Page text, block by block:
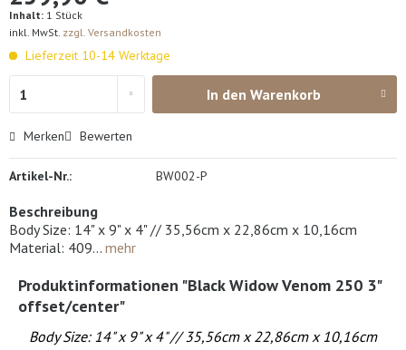
Inhalt: 1 Stück
inkl. MwSt. zzgl. Versandkosten
Lieferzeit 10-14 Werktage
In den Warenkorb
Merken Bewerten
Artikel-Nr.: BW002-P
Beschreibung
Body Size: 14" x 9" x 4" // 35,56cm x 22,86cm x 10,16cm
Material: 409... mehr
Produktinformationen "Black Widow Venom 250 3"
offset/center"
Body Size: 14" x 9" x 4" //35,56cm x 22,86cm x 10,16cm